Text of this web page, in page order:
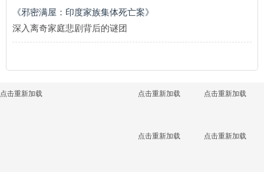
《邪密满屋：印度家族集体死亡案》
深入离奇家庭悲剧背后的谜团
点击重新加载 点击重新加载 点击重新加载
点击重新加载 点击重新加载